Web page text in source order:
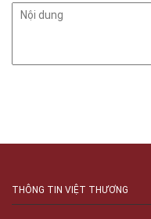
Cầu Giấy, Hà Nội , Cầu Giấy ,
THÔNG TIN VIỆT THƯƠNG